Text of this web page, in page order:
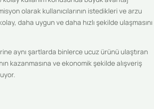
olarak kullanıcılarının istedikleri ve arzu
daha uygun ve daha hızlı şekilde ulaşmasını
aynı şartlarda binlerce ucuz ürünü ulaştıran
kazanmasına ve ekonomik şekilde alışveriş